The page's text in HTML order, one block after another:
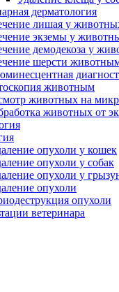
дерматология
лишая у
экземы у
демодекоза у
шерсти
животным
животных на
животных от
опухоли у кошек
опухоли у собак
опухоли у
опухоли
опухоли
ветеринара